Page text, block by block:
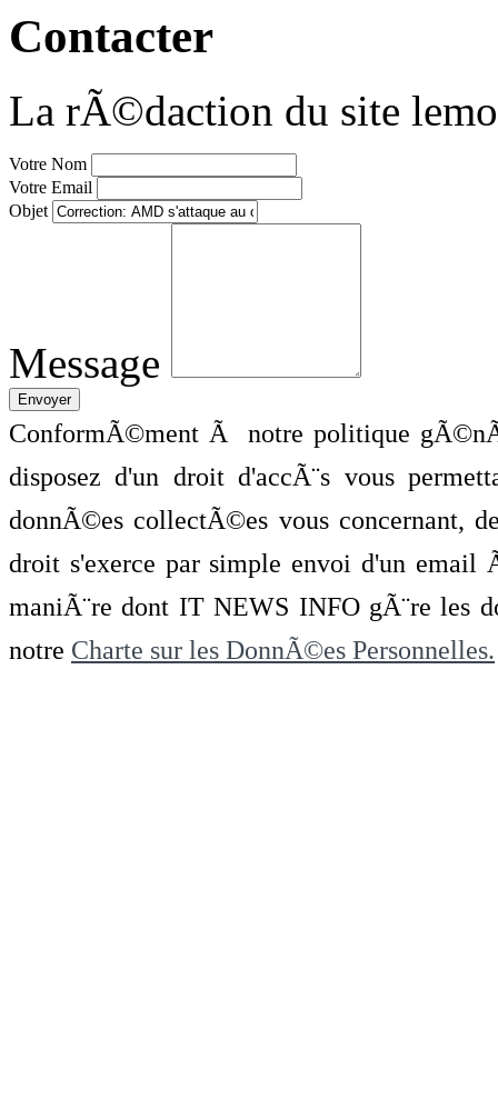
Contacter
La rÃ©daction du site
Votre Nom
Votre Email
Objet
Message
ConformÃ©ment Ã notre politique
disposez d'un droit d'accÃ¨s vous
donnÃ©es collectÃ©es vous concernant,
droit s'exerce par simple envoi d'un
maniÃ¨re dont IT NEWS INFO gÃ¨re les
notre Charte sur les DonnÃ©es Personnelles.